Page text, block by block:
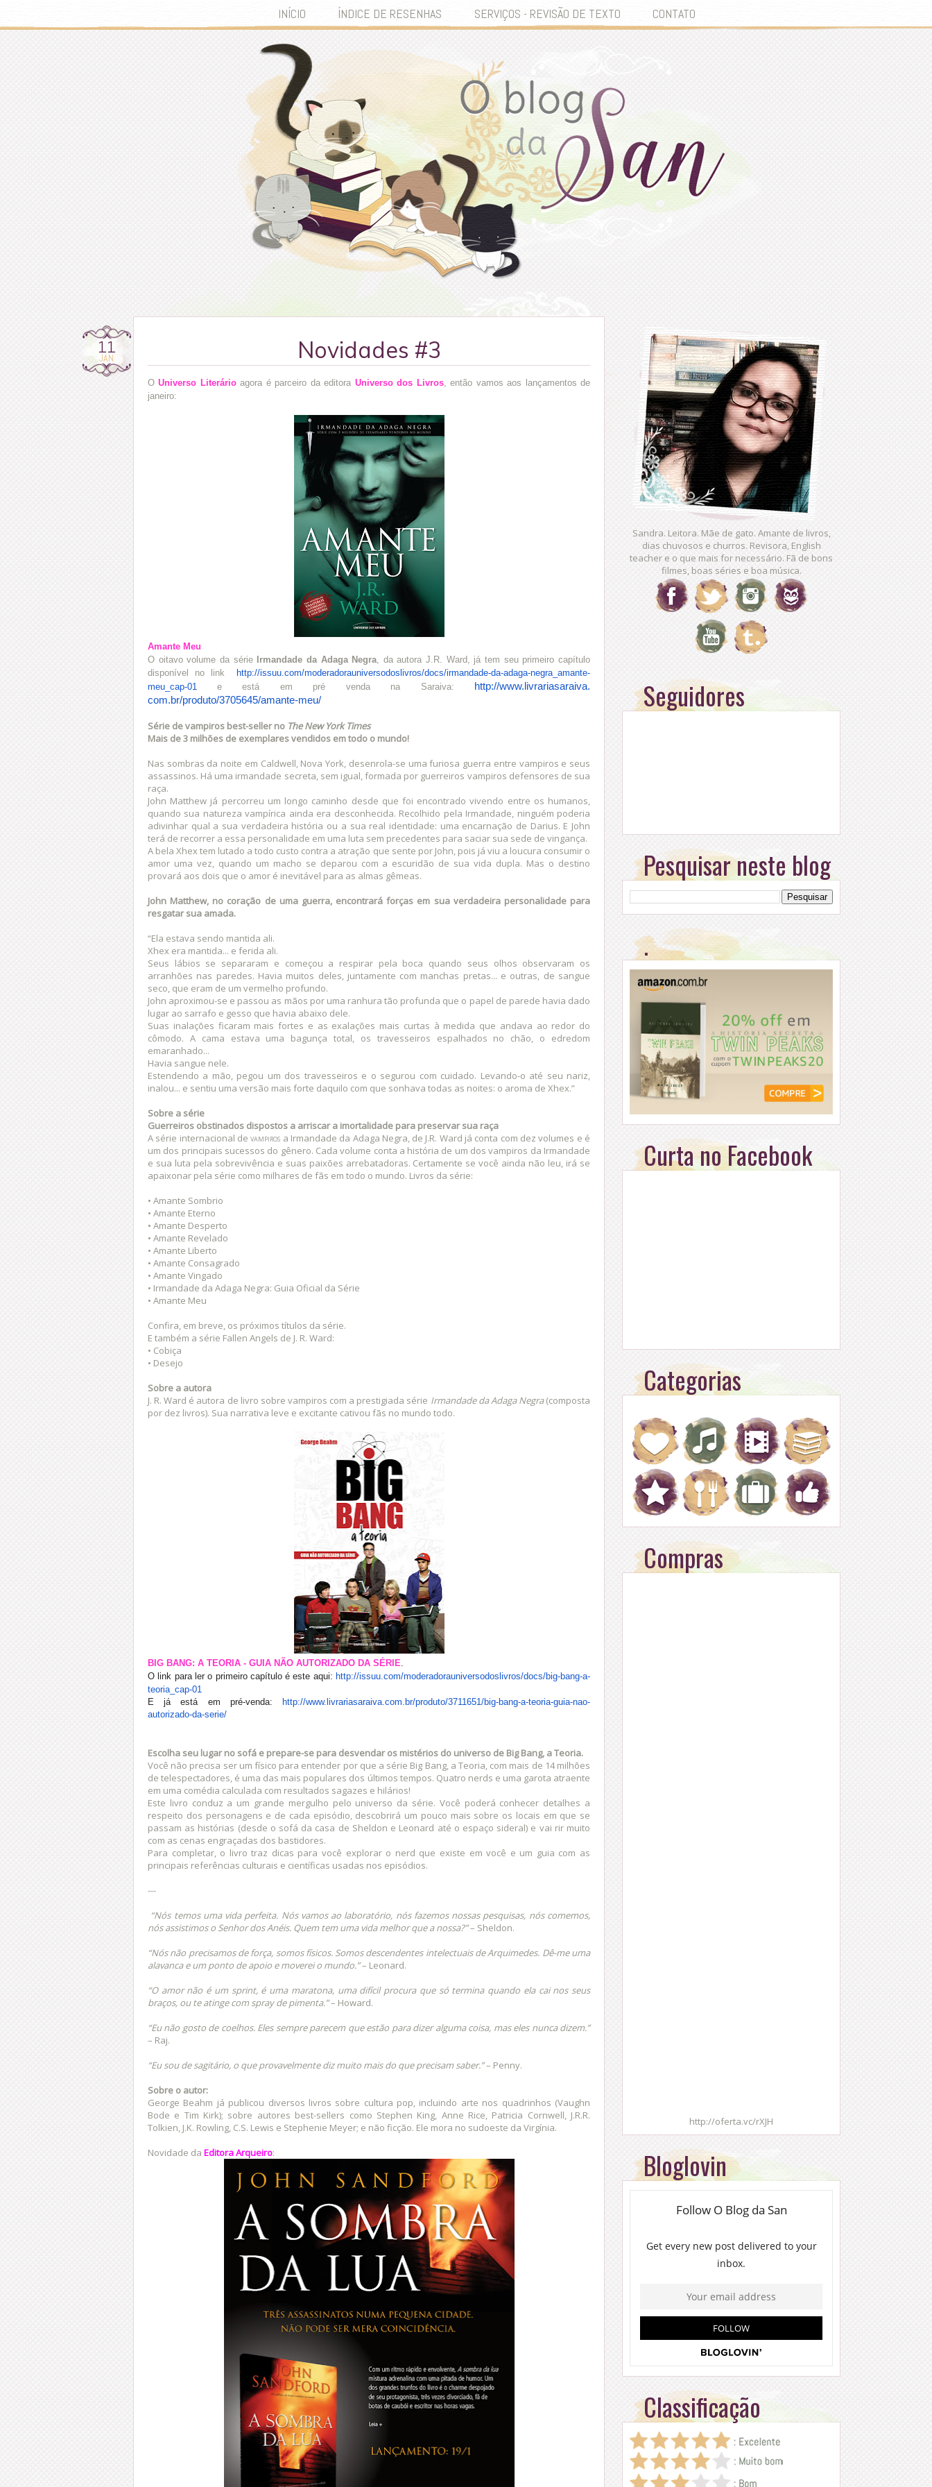
INÍCIO ÍNDICE DE RESENHAS SERVIÇOS - REVISÃO DE TEXTO CONTATO
11
JAN Novidades #3
OUniverso Literárioagora é parceiro da editora Universo dos Livros, então vamos aos lançamentos de
janeiro:
Amante Meu
O oitavo volume da série Irmandade da Adaga Negra , da autora J.R. Ward, já tem seu primeiro capítulo
disponível no link
http://issuu.com/moderadorauniversodoslivros/docs/irmandade-da-adaga-negra_ amante-
meu_cap-01
e está em pré venda na Saraiva: http://www.livrariasaraiva.
com.br/produto/3705645/amante-meu/
Série de vampiros best-seller no The New York Times
Mais de 3 milhões de exemplares vendidos em todo o mundo!
Nas sombras da noite em Caldwell, Nova York, desenrola-se uma furiosa guerra entre vampiros e seus
assassinos. Há uma irmandade secreta, sem igual, formada por guerreiros vampiros defensores de sua
raça.
John Matthew já percorreu um longo caminho desde que foi encontrado vivendo entre os humanos,
quando sua natureza vampírica ainda era desconhecida. Recolhido pela Irmandade, ninguém poderia
adivinhar qual a sua verdadeira história ou a sua real identidade: uma encarnação de Darius. E John
terá de recorrer a essa personalidade em uma luta sem precedentes para saciar sua sede de vingança.
A bela Xhex tem lutado a todo custo contra a atração que sente por John, pois já viu a loucura consumir o
amor uma vez, quando um macho se deparou com a escuridão de sua vida dupla. Mas o destino
provará aos dois que o amor é inevitável para as almas gêmeas.
John Matthew, no coração de uma guerra, encontrará forças em sua verdadeira personalidade para
resgatar sua amada.
“Ela estava sendo mantida ali.
Xhex era mantida... e ferida ali.
Seus lábios se separaram e começou a respirar pela boca quando seus olhos observaram os
arranhões nas paredes. Havia muitos deles, juntamente com manchas pretas... e outras, de sangue
seco, que eram de um vermelho profundo.
John aproximou-se e passou as mãos por uma ranhura tão profunda que o papel de parede havia dado
lugar ao sarrafo e gesso que havia abaixo dele.
Suas inalações ficaram mais fortes e as exalações mais curtas à medida que andava ao redor do
cômodo. A cama estava uma bagunça total, os travesseiros espalhados no chão, o edredom
emaranhado...
Havia sangue nele.
Estendendo a mão, pegou um dos travesseiros e o segurou com cuidado. Levando-o até seu nariz,
inalou... e sentiu uma versão mais forte daquilo com que sonhava todas as noites: o aroma de Xhex.”
Sobre a série
Guerreiros obstinados dispostos a arriscar a imortalidade para preservar sua raça
A série internacional devampiros a Irmandade da Adaga Negra, de J.R. Ward já conta com dez volumes e é
um dos principais sucessos do gênero. Cada volume conta a história de um dos vampiros da Irmandade
e sua luta pela sobrevivência e suas paixões arrebatadoras. Certamente se você ainda não leu, irá se
apaixonar pela série como milhares de fãs em todo o mundo. Livros da série:
• Amante Sombrio
• Amante Eterno
• Amante Desperto
• Amante Revelado
• Amante Liberto
• Amante Consagrado
• Amante Vingado
• Irmandade da Adaga Negra: Guia Oficial da Série
• Amante Meu
Confira, em breve, os próximos títulos da série.
E também a série Fallen Angels de J. R. Ward:
• Cobiça
• Desejo
Sobre a autora
J. R. Ward é autora de livro sobre vampiros com a prestigiada série Irmandade da Adaga Negra(composta
por dez livros). Sua narrativa leve e excitante cativou fãs no mundo todo.
BIG BANG: A TEORIA - GUIA NÃO AUTORIZADO DA SÉRIE
O link para ler o primeiro capítulo é este aqui: http://issuu.com/moderadorauniversodoslivros/docs/big-bang-a-
teoria_cap-01
E já está em pré-venda:
http://www.livrariasaraiva.com.br/produto/3711651/big-bang-a-teoria-guia-nao-
autorizado-da-serie/
Escolha seu lugar no sofá e prepare-se para desvendar os mistérios do universo de Big Bang, a Teoria.
Você não precisa ser um físico para entender por que a série Big Bang, a Teoria, com mais de 14 milhões
de telespectadores, é uma das mais populares dos últimos tempos. Quatro nerds e uma garota atraente
em uma comédia calculada com resultados sagazes e hilários!
Este livro conduz a um grande mergulho pelo universo da série. Você poderá conhecer detalhes a
respeito dos personagens e de cada episódio, descobrirá um pouco mais sobre os locais em que se
passam as histórias (desde o sofá da casa de Sheldon e Leonard até o espaço sideral) e vai rir muito
com as cenas engraçadas dos bastidores.
Para completar, o livro traz dicas para você explorar o nerd que existe em você e um guia com as
principais referências culturais e científicas usadas nos episódios.
---
“Nós temos uma vida perfeita. Nós vamos ao laboratório, nós fazemos nossas pesquisas, nós comemos,
nós assistimos o Senhor dos Anéis. Quem tem uma vida melhor que a nossa?”– Sheldon.
“Nós não precisamos de força, somos físicos. Somos descendentes intelectuais de Arquimedes. Dê-me uma
alavanca e um ponto de apoio e moverei o mundo.”– Leonard.
“O amor não é um sprint, é uma maratona, uma difícil procura que só termina quando ela cai nos seus
braços, ou te atinge com spray de pimenta.”– Howard.
“Eu não gosto de coelhos. Eles sempre parecem que estão para dizer alguma coisa, mas eles nunca dizem.”
– Raj.
“Eu sou de sagitário, o que provavelmente diz muito mais do que precisam saber.”– Penny.
Sobre o autor:
George Beahm já publicou diversos livros sobre cultura pop, incluindo arte nos quadrinhos (Vaughn
Bode e Tim Kirk); sobre autores best-sellers como Stephen King, Anne Rice, Patricia Cornwell, J.R.R.
Tolkien, J.K. Rowling, C.S. Lewis e Stephenie Meyer; e não ficção. Ele mora no sudoeste da Virgínia.
Novidade da Editora Arqueiro:
Sandra. Leitora. Mãe de gato. Amante de livros,
dias chuvosos e churros. Revisora, English
teacher e o que mais for necessário. Fã de bons
filmes, boas séries e boa música.
Seguidores
Pesquisar neste blog
.
Curta no Facebook
Categorias
Compras
http://oferta.vc/rXJH
Bloglovin
Classificação